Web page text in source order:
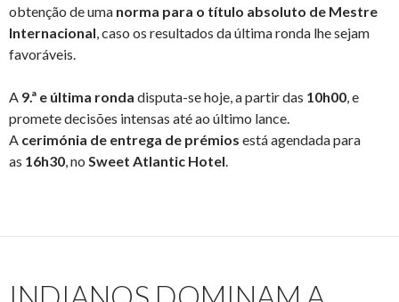
obtenção de uma norma para o título absoluto de Mestre
Internacional, caso os resultados da última ronda lhe sejam
favoráveis.
A 9.ª e última ronda disputa-se hoje, a partir das 10h00, e
promete decisões intensas até ao último lance.
A cerimónia de entrega de prémios está agendada para
as 16h30, no Sweet Atlantic Hotel.